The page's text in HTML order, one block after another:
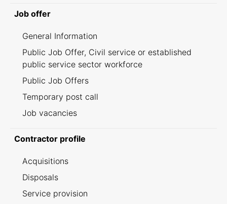
Job offer
General Information
Public Job Offer, Civil service or established
public service sector workforce
Public Job Offers
Temporary post call
Job vacancies
Contractor profile
Acquisitions
Disposals
Service provision